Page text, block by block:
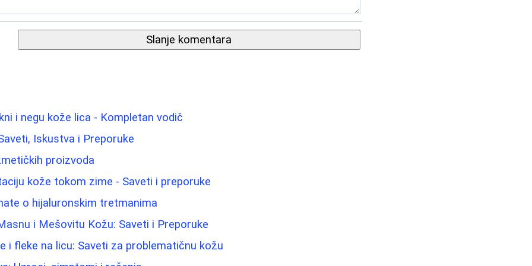
Slanje komentara
i negu kože lica - Kompletan vodič
Iskustva i Preporuke
proizvoda
kože tokom zime - Saveti i preporuke
o hijaluronskim tretmanima
i Mešovitu Kožu: Saveti i Preporuke
i fleke na licu: Saveti za problematičnu kožu